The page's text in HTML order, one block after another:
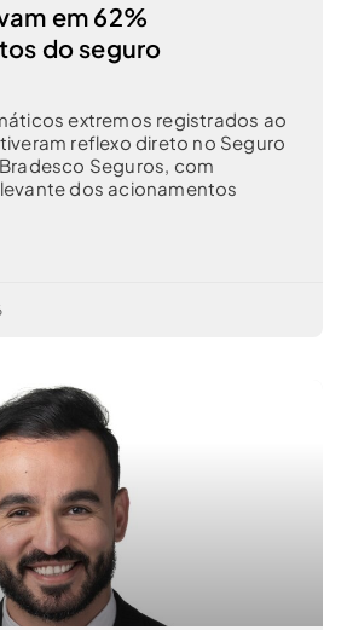
em 62%
do seguro
extremos registrados ao
reflexo direto no Seguro
Seguros, com
dos acionamentos